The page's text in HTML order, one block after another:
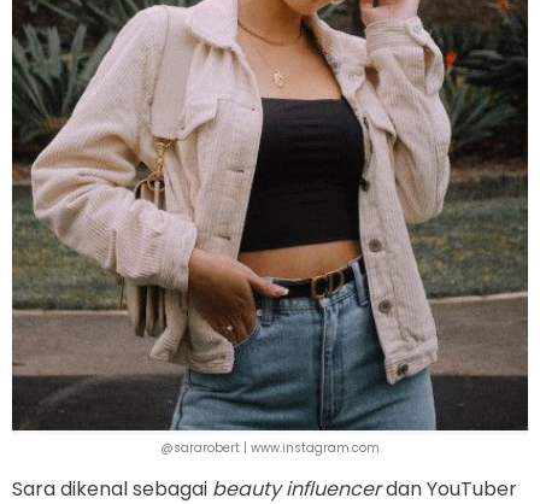
@sararobert | www.instagram.com
Sara dikenal sebagai beauty influencerdan YouTuber